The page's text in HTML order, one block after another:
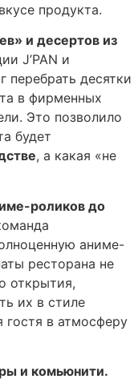
продукта.
и десертов из
J’PAN и
десятки
в фирменных
Это позволило
будет
, а какая «не
роликов до
аниме-
ресторана не
открытия,
их в стиле
гостя в атмосферу
и комьюнити.